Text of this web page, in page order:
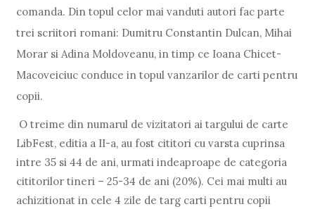
comanda. Din topul celor mai vanduti autori fac parte
trei scriitori romani: Dumitru Constantin Dulcan, Mihai
Morar si Adina Moldoveanu, in timp ce Ioana Chicet-
Macoveiciuc conduce in topul vanzarilor de carti pentru
copii.
O treime din numarul de vizitatori ai targului de carte
LibFest, editia a II-a, au fost cititori cu varsta cuprinsa
intre 35 si 44 de ani, urmati indeaproape de categoria
cititorilor tineri – 25-34 de ani (20%). Cei mai multi au
achizitionat in cele 4 zile de targ carti pentru copii